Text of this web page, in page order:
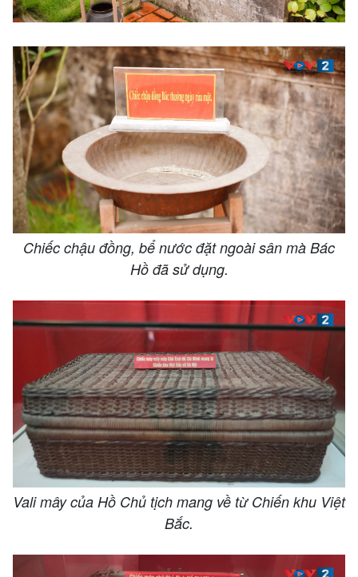
Chiếc chậu đồng, bể nước đặt ngoài sân mà Bác
Hồ đã sử dụng.
Vali mây của Hồ Chủ tịch mang về từ Chiến khu Việt
Bắc.